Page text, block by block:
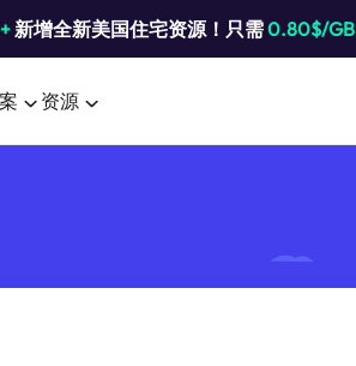
新增全新美国住宅资源！只需0.80$/GB
资源